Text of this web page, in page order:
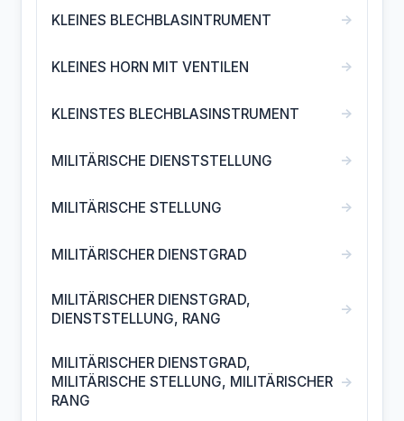
KLEINES BLECHBLASINTRUMENT →
KLEINES HORN MIT VENTILEN →
KLEINSTES BLECHBLASINSTRUMENT →
MILITÄRISCHE DIENSTSTELLUNG →
MILITÄRISCHE STELLUNG →
MILITÄRISCHER DIENSTGRAD →
MILITÄRISCHER DIENSTGRAD,
DIENSTSTELLUNG, RANG
→
MILITÄRISCHER DIENSTGRAD,
MILITÄRISCHE STELLUNG, MILITÄRISCHER
RANG
→